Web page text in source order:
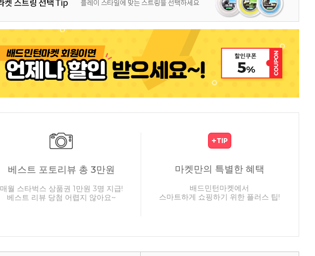
베스트 포토리뷰 총 3만원
매월 스타벅스 상품권 1만원 3명 지급!
베스트 리뷰 당첨 어렵지 않아요~
마켓만의 특별한 혜택
배드민턴마켓에서
스마트하게 쇼핑하기 위한 플러스 팁!